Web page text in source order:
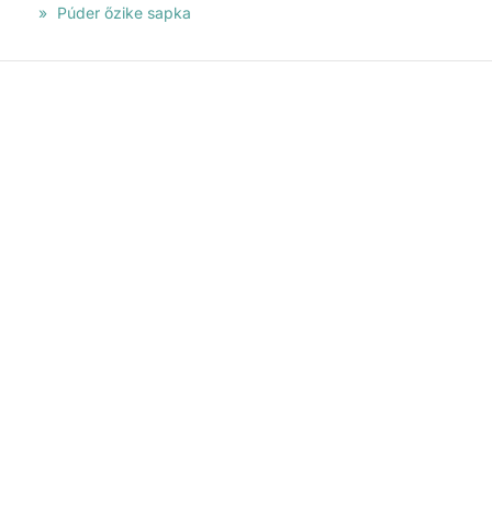
» Púder őzike sapka